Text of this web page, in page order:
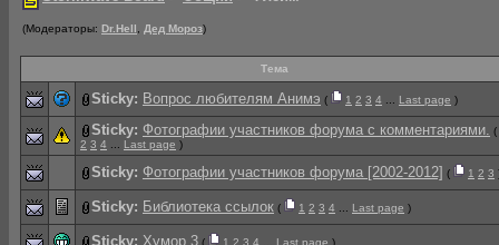
(Модераторы: Dr.Hell Дед Мороз)
Тема
Sticky: Вопрос любителям Анимэ ( 1 2 3 4 Last page )
Sticky: Фотографии участников форума с комментариями. (
2 3 4 Last page )
Sticky: Фотографии участников форума [2002-2012] ( 1 2 3
Sticky: Библиотека ссылок ( 1 2 3 4 Last page )
Sticky: Хумор 3 ( 1 2 3 4 Last page )